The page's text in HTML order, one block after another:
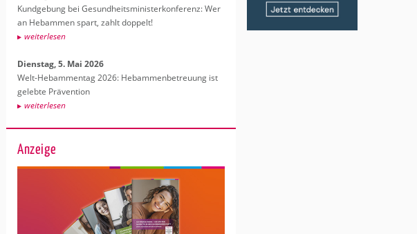
Kund­ge­bung bei Ge­sund­heits­mi­nis­ter­kon­fe­renz: Wer
an Heb­am­men spart, zahlt dop­pelt!
wei­ter­le­sen
Diens­tag, 5. Mai 2026
Welt-Heb­am­men­tag 2026: Heb­am­men­be­treu­ung ist
ge­leb­te Prä­ven­ti­on
wei­ter­le­sen
Anzeige